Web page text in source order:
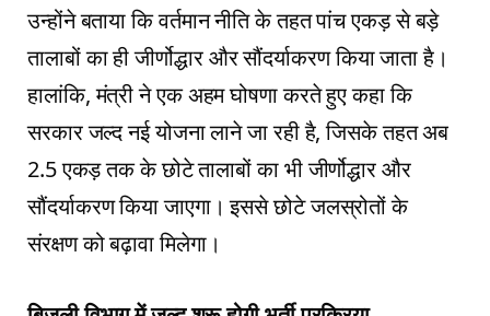
उन्होंने बताया कि वर्तमान नीति के तहत पांच एकड़ से बड़े
तालाबों का ही जीर्णोद्धार और सौंदर्याकरण किया जाता है।
हालांकि, मंत्री ने एक अहम घोषणा करते हुए कहा कि
सरकार जल्द नई योजना लाने जा रही है, जिसके तहत अब
2.5 एकड़ तक के छोटे तालाबों का भी जीर्णोद्धार और
सौंदर्याकरण किया जाएगा। इससे छोटे जलस्रोतों के
संरक्षण को बढ़ावा मिलेगा।